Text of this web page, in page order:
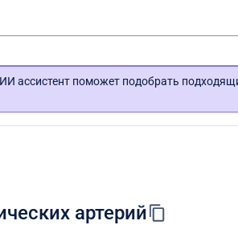
ассистент поможет подобрать
артерий